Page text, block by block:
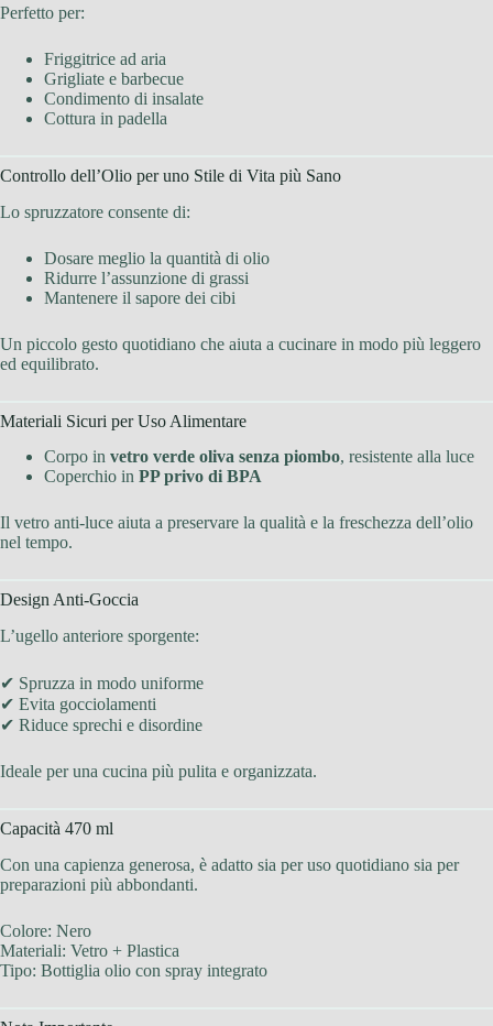
Perfetto per:
Friggitrice ad aria
Grigliate e barbecue
Condimento di insalate
Cottura in padella
Controllo dell’Olio per uno Stile di Vita più Sano
Lo spruzzatore consente di:
Dosare meglio la quantità di olio
Ridurre l’assunzione di grassi
Mantenere il sapore dei cibi
Un piccolo gesto quotidiano che aiuta a cucinare in modo più leggero
ed equilibrato.
Materiali Sicuri per Uso Alimentare
Corpo in vetro verde oliva senza piombo, resistente alla luce
Coperchio in PP privo di BPA
Il vetro anti-luce aiuta a preservare la qualità e la freschezza dell’olio
nel tempo.
Design Anti-Goccia
L’ugello anteriore sporgente:
✔ Spruzza in modo uniforme
✔ Evita gocciolamenti
✔ Riduce sprechi e disordine
Ideale per una cucina più pulita e organizzata.
Capacità 470 ml
Con una capienza generosa, è adatto sia per uso quotidiano sia per
preparazioni più abbondanti.
Colore: Nero
Materiali: Vetro + Plastica
Tipo: Bottiglia olio con spray integrato